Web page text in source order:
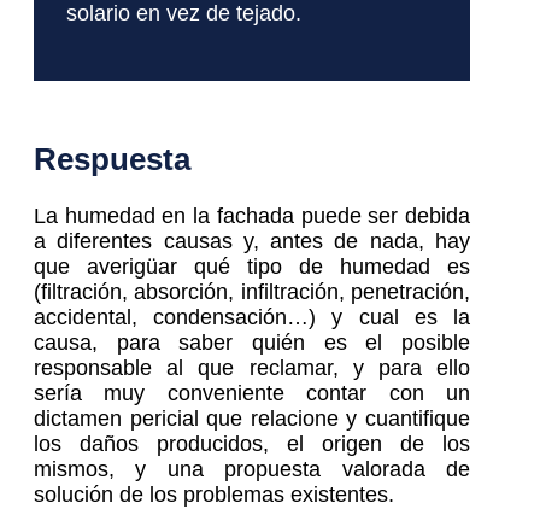
solario en vez de tejado.
Respuesta
La humedad en la fachada puede ser debida
a diferentes causas y, antes de nada, hay
que averigüar qué tipo de humedad es
(filtración, absorción, infiltración, penetración,
accidental, condensación…) y cual es la
causa, para saber quién es el posible
responsable al que reclamar, y para ello
sería muy conveniente contar con un
dictamen pericial que relacione y cuantifique
los daños producidos, el origen de los
mismos, y una propuesta valorada de
solución de los problemas existentes.